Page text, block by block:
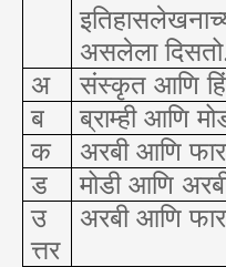
असलेला
अ
संस्कृत आणि
ब
ब्राम्ही आणि
क
अरबी आणि
ड
मोडी आणि
उ
त्तर
अरबी आणि